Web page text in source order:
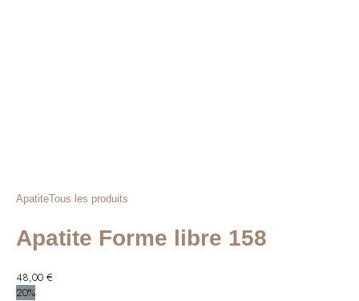
ApatiteTous les produits
Apatite Forme libre 158
48,00 €
20%